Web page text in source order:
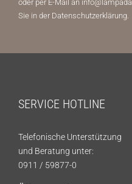
oder per E-Mail an
Sie in der Datenschutzerklärung.
SERVICE HOTLINE
Telefonische Unterstützung
und Beratung unter:
0911 / 59877-0